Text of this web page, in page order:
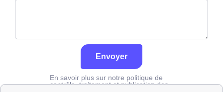
Envoyer
En savoir plus sur notre politique de
contrôle, traitement et publication des